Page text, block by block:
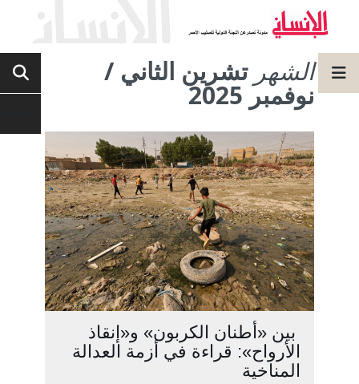
الشهر تشرين الثاني /
نوفمبر 2025
بين «أطنان الكربون» و«إنقاذ
الأرواح»: قراءة في أزمة العدالة
المناخية